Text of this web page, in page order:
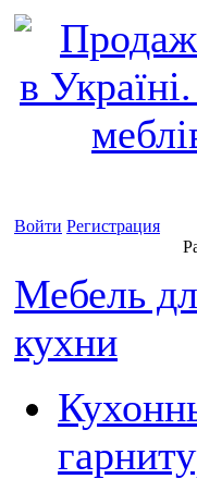
Войти Регистрация
Мебель
кухни